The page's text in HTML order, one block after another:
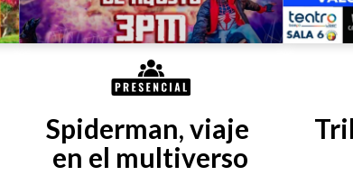
Spiderman, viaje
en el multiverso